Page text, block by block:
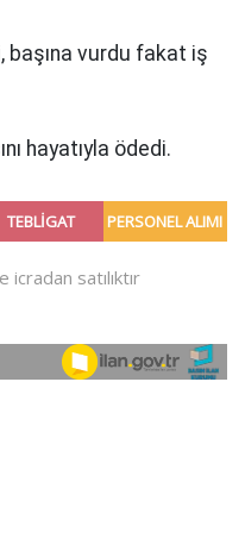
başına vurdu fakat iş
hayatıyla ödedi.